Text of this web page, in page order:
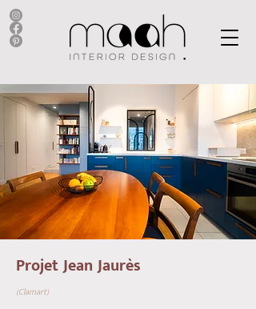
Projet Jean Jaurès
(Clamart)